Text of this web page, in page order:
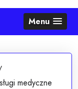
Menu
medyczne